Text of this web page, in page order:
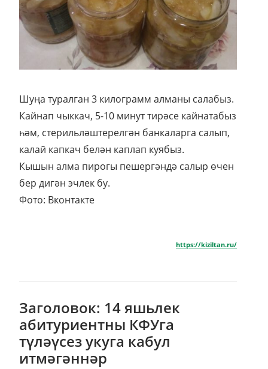
Шуңа туралган 3 килограмм алманы салабыз.
Кайнап чыккач, 5-10 минут тирәсе кайнатабыз
һәм, стерильләштерелгән банкаларга салып,
калай капкач белән каплап куябыз.
Кышын алма пирогы пешергәндә салыр өчен
бер дигән эчлек бу.
Фото: Вконтакте
https://kiziltan.ru/
Заголовок: 14 яшьлек
абитуриентны КФУга
түләүсез укуга кабул
итмәгәннәр